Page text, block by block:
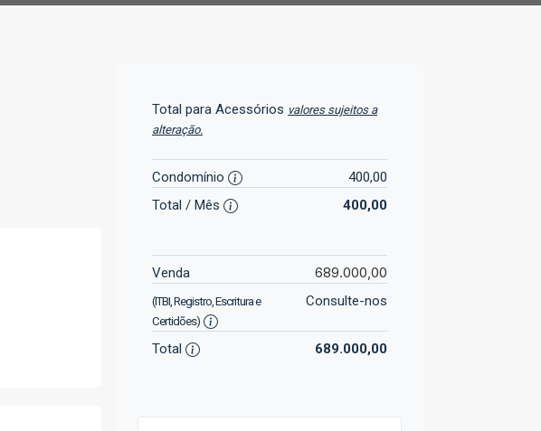
Total para Acessórios valores sujeitos a
alteração.
Condomínio
400,00
Total / Mês
400,00
Venda 689.000,00
(ITBI, Registro, Escritura e
Certidões)
Consulte-nos
Total 689.000,00